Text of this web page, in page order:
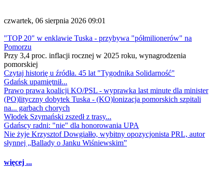
czwartek, 06 sierpnia 2026 09:01
"TOP 20" w enklawie Tuska - przybywa "półmilionerów" na
Pomorzu
Przy 3,4 proc. inflacji rocznej w 2025 roku, wynagrodzenia
pomorskiej
Czytaj historię u źródła. 45 lat "Tygodnika Solidarność"
Gdańsk upamiętnił...
Prawo prawa koalicji KO/PSL - wyprawka last minute dla minister
(PO)lityczny dobytek Tuska - (KO)lonizacja pomorskich szpitali
na... garbach chorych
Włodek Szymański zszedł z trasy...
Gdańscy radni: "nie" dla honorowania UPA
Nie żyje Krzysztof Dowgiałło, wybitny opozycjonista PRL, autor
słynnej „Ballady o Janku Wiśniewskim”
więcej ...